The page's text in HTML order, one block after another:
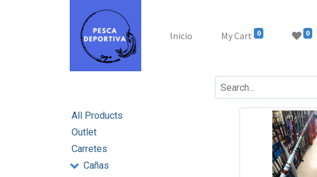
Inicio My Cart 0 0
All Products
Outlet
Carretes
Cañas